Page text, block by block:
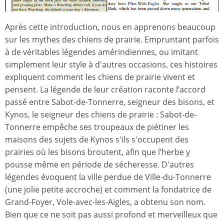
Après cette introduction, nous en apprenons beaucoup
sur les mythes des chiens de prairie. Empruntant parfois
à de véritables légendes amérindiennes, ou imitant
simplement leur style à d'autres occasions, ces histoires
expliquent comment les chiens de prairie vivent et
pensent. La légende de leur création raconte l’accord
passé entre Sabot-de-Tonnerre, seigneur des bisons, et
Kynos, le seigneur des chiens de prairie : Sabot-de-
Tonnerre empêche ses troupeaux de piétiner les
maisons des sujets de Kynos s'ils s'occupent des
prairies où les bisons broutent, afin que l’herbe y
pousse même en période de sécheresse. D'autres
légendes évoquent la ville perdue de Ville-du-Tonnerre
(une jolie petite accroche) et comment la fondatrice de
Grand-Foyer, Vole-avec-les-Aigles, a obtenu son nom.
Bien que ce ne soit pas aussi profond et merveilleux que